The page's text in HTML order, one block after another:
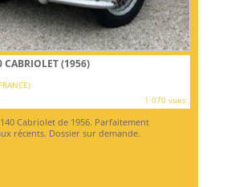
CABRIOLET (1956)
1 070 vues
Cabriolet de 1956. Parfaitement
récents. Dossier sur demande.